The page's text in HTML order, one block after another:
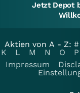
Jetzt Depot
Aktien von A - Z: #
K
L M N O P
Impressum